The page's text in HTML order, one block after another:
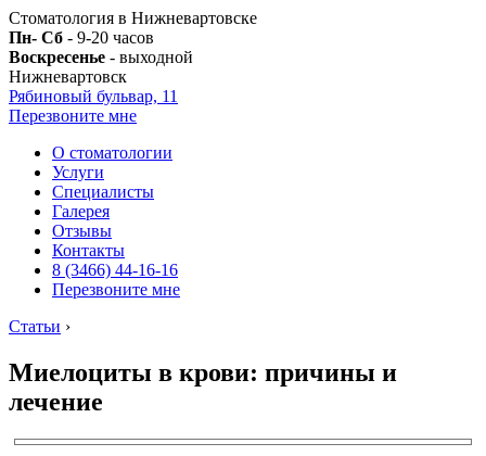
Стоматология в Нижневартовске
Пн- Сб - 9-20 часов
Воскресенье - выходной
Нижневартовск
Рябиновый бульвар, 11
Перезвоните мне
О стоматологии
Услуги
Специалисты
Галерея
Отзывы
Контакты
8 (3466) 44-16-16
Перезвоните мне
Статьи ›
Миелоциты в крови: причины и
лечение